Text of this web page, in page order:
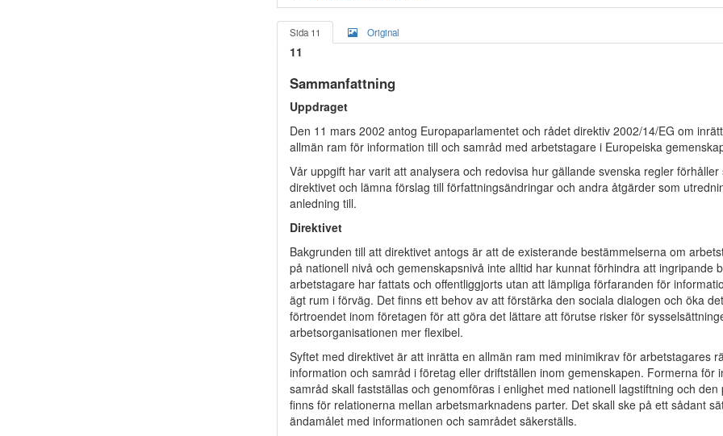
Sida 11 Original
11
Sammanfattning
Uppdraget
Den 11 mars 2002 antog Europaparlamentet och rådet direktiv 2002/14/EG om
allmän ram för information till och samråd med arbetstagare i Europeiska
Vår uppgift har varit att analysera och redovisa hur gällande svenska regler förhåller
direktivet och lämna förslag till författningsändringar och andra åtgärder som
anledning till.
Direktivet
Bakgrunden till att direktivet antogs är att de existerande bestämmelserna om
på nationell nivå och gemenskapsnivå inte alltid har kunnat förhindra att ingripande
arbetstagare har fattats och offentliggjorts utan att lämpliga förfaranden för
ägt rum i förväg. Det finns ett behov av att förstärka den sociala dialogen och öka
förtroendet inom företagen för att göra det lättare att förutse risker för
arbetsorganisationen mer flexibel.
Syftet med direktivet är att inrätta en allmän ram med minimikrav för arbetstagares
information och samråd i företag eller driftställen inom gemenskapen. Formerna för
samråd skall fastställas och genomföras i enlighet med nationell lagstiftning och den
finns för relationerna mellan arbetsmarknadens parter. Det skall ske på ett sådant
ändamålet med informationen och samrådet säkerställs.